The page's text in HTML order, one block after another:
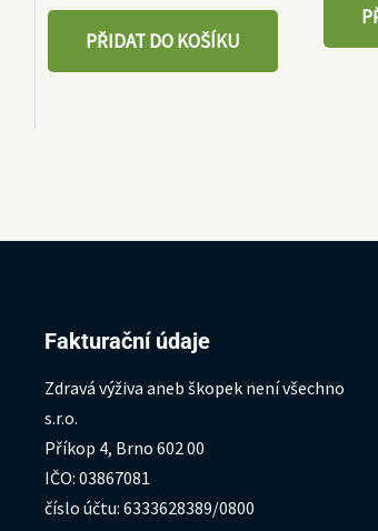
PŘIDAT DO KOŠÍKU
Fakturační údaje
Zdravá výživa aneb škopek není všechno
s.r.o.
Příkop 4, Brno 602 00
IČO: 03867081
číslo účtu: 6333628389/0800